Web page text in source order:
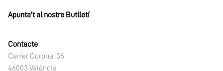
Apunta't al nostre Butlletí
Contacte
Carrer Corona, 36
46003 València